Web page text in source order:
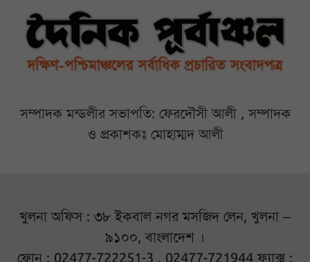
সম্পাদক মন্ডলীর সভাপতি: ফেরদৌসী আলী , সম্পাদক
ও প্রকাশকঃ মোহাম্মদ আলী
খুলনা অফিস : ৩৮ ইকবাল নগর মসজিদ লেন, খুলনা –
৯১০০, বাংলাদেশ ।
ফোন : 02477-722251-3 , 02477-721944 ফ্যাক্স :